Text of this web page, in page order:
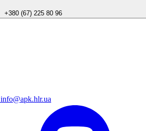
+380 (67) 225 80 96
info@apk.hlr.ua